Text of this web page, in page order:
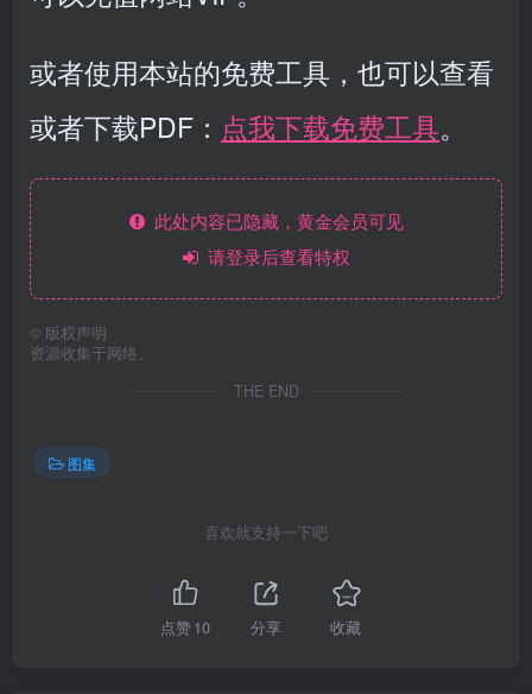
或者使用本站的免费工具，也可以查看
或者下载PDF： 点我下载免费工具。
此处内容已隐藏，黄金会员可见
请登录后查看特权
© 版权声明
资源收集于网络。
THE END
图集
喜欢就支持一下吧
点赞10 分享 收藏